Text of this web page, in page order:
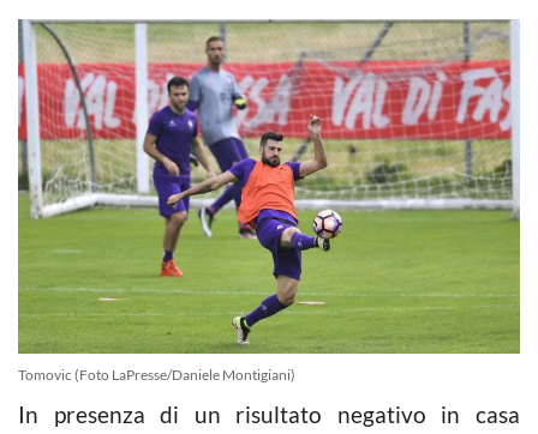
Tomovic (Foto LaPresse/Daniele Montigiani)
In presenza di un risultato negativo in casa